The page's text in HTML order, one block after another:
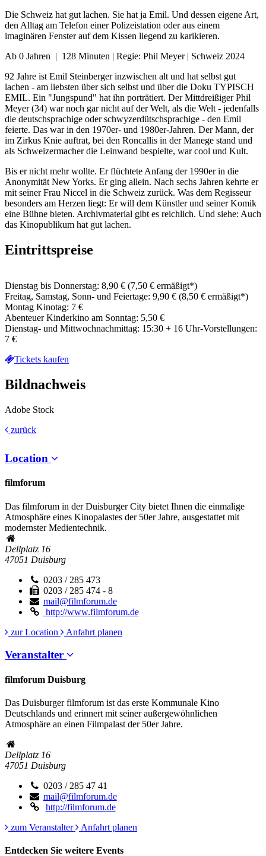
Die Schweiz hat gut lachen. Sie hat ja Emil. Und dessen eigene Art,
den Alltag am Telefon einer Polizeistation oder aus einem
imaginären Fenster auf dem Kissen liegend zu karikieren.
Ab 0 Jahren | 128 Minuten | Regie: Phil Meyer | Schweiz 2024
92 Jahre ist Emil Steinberger inzwischen alt und hat selbst gut
lachen - am liebsten über sich selbst und über die Doku TYPISCH
EMIL. Ein "Jungspund" hat ihn porträtiert. Der Mittdreißiger Phil
Meyer (34) war noch gar nicht auf der Welt, als die Welt - jedenfalls
die deutschsprachige oder schwyzerdütschsprachige - den Emil
feierte. Das war in den 1970er- und 1980er-Jahren. Der Mann, der
im Zirkus Knie auftrat, bei den Roncallis in der Manege stand und
als Schweizermacher die Leinwand bespielte, war cool und Kult.
Bis er nicht mehr wollte. Er flüchtete Anfang der 1990er in die
Anonymität New Yorks. Er ging allein. Nach sechs Jahren kehrte er
mit seiner Frau Niccel in die Schweiz zurück. Was dem Regisseur
besonders am Herzen liegt: Er will dem Künstler und seiner Komik
eine Bühne bieten. Archivmaterial gibt es reichlich. Und siehe: Auch
das Kinopublikum hat gut lachen.
Eintrittspreise
Dienstag bis Donnerstag: 8,90 € (7,50 € ermäßigt*)
Freitag, Samstag, Sonn- und Feiertage: 9,90 € (8,50 € ermäßigt*)
Montag Kinotag: 7 €
Abenteuer Kinderkino am Sonntag: 5,50 €
Dienstag- und Mittwochnachmittag: 15:30 + 16 Uhr-Vorstellungen:
7 €
Tickets kaufen
Bildnachweis
Adobe Stock
zurück
Location
filmforum
Das filmforum in der Duisburger City bietet Ihnen die einmalige
Atmosphäre eines Kinopalastes der 50er Jahre, ausgestattet mit
modernster Medientechnik.
Dellplatz 16
47051 Duisburg
0203 / 285 473
0203 / 285 474 - 8
mail@filmforum.de
http://www.filmforum.de
zur Location
Anfahrt planen
Veranstalter
filmforum Duisburg
Das Duisburger filmforum ist das erste Kommunale Kino
Deutschlands und erinnert mit seiner außergewöhnlichen
Atmosphäre an einen Filmpalast der 50er Jahre.
Dellplatz 16
47051 Duisburg
0203 / 285 47 41
mail@filmforum.de
http://filmforum.de
zum Veranstalter
Anfahrt planen
Entdecken Sie weitere Events